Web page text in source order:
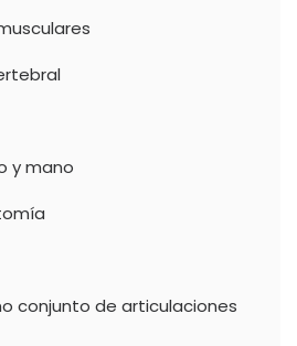
y mano
conjunto de articulaciones